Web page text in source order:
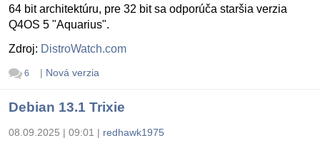
64 bit architektúru, pre 32 bit sa odporúča staršia verzia
Q4OS 5 "Aquarius".
Zdroj: DistroWatch.com
6 | Nová verzia
Debian 13.1 Trixie
08.09.2025 | 09:01 | redhawk1975